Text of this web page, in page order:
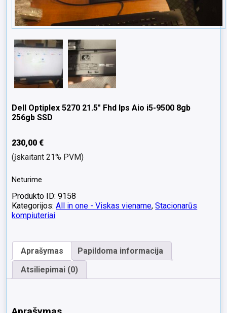
Dell Optiplex 5270 21.5″ Fhd Ips Aio i5-9500 8gb
256gb SSD
230,00€
(įskaitant 21% PVM)
Neturime
Produkto ID: 9158
Kategorijos:All in one - Viskas viename,Stacionarūs
kompiuteriai
Aprašymas
Papildoma informacija
Atsiliepimai (0)